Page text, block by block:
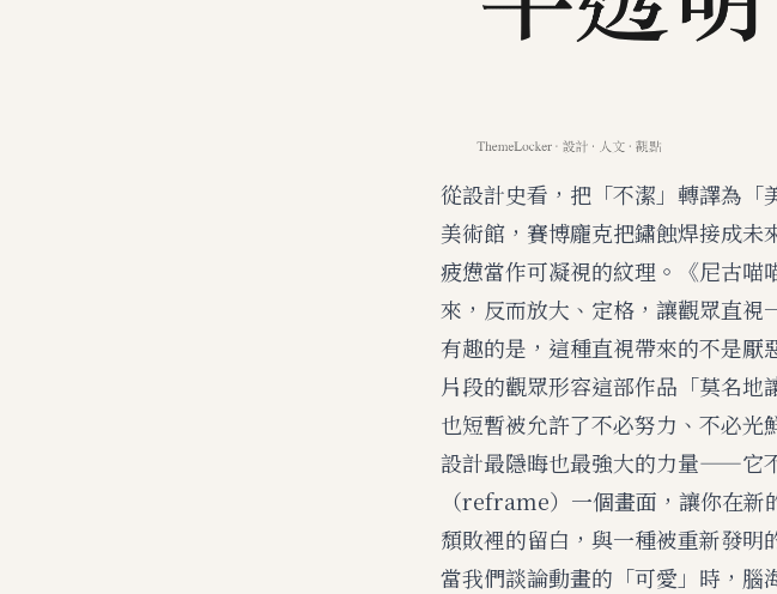
從設計史看，把「不潔」轉譯為
美術館，賽博龐克把鏽蝕焊接成
疲憊當作可凝視的紋理。《尼古
來，反而放大、定格，讓觀眾直視
有趣的是，這種直視帶來的不是厭
片段的觀眾形容這部作品「莫名
也短暫被允許了不必努力、不必
設計最隱晦也最強大的力量——它
（reframe）一個畫面，讓你在新
頹敗裡的留白，與一種被重新發明
當我們談論動畫的「可愛」時，腦